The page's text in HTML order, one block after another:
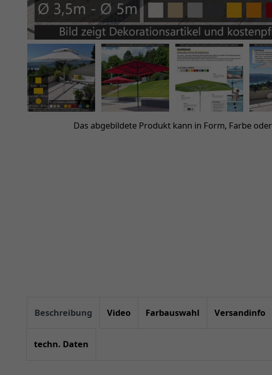
Das abgebildete Produkt kann in Form, Farbe
Beschreibung Video Farbauswahl Versandinfo
techn. Daten